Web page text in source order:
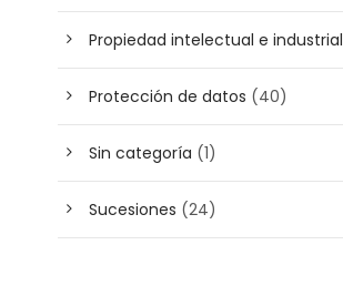
Propiedad intelectual e industrial
Protección de datos (40)
Sin categoría (1)
Sucesiones (24)